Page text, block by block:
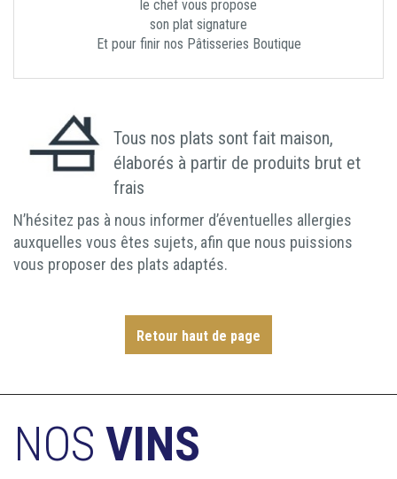
le chef vous propose
son plat signature
Et pour finir nos Pâtisseries Boutique
Tous nos plats sont fait maison,
élaborés à partir de produits brut et
frais
N’hésitez pas à nous informer d’éventuelles allergies
auxquelles vous êtes sujets, afin que nous puissions
vous proposer des plats adaptés.
Retour haut de page
NOS VINS